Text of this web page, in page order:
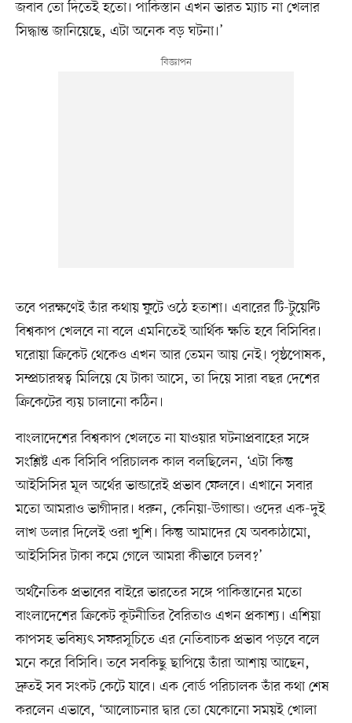
জবাব তো দিতেই হতো। পাকিস্তান এখন ভারত ম্যাচ না খেলার
সিদ্ধান্ত জানিয়েছে, এটা অনেক বড় ঘটনা।’
তবে পরক্ষণেই তাঁর কথায় ফুটে ওঠে হতাশা। এবারের টি-টুয়েন্টি
বিশ্বকাপ খেলবে না বলে এমনিতেই আর্থিক ক্ষতি হবে বিসিবির।
ঘরোয়া ক্রিকেট থেকেও এখন আর তেমন আয় নেই। পৃষ্ঠপোষক,
সম্প্রচারস্বত্ব মিলিয়ে যে টাকা আসে, তা দিয়ে সারা বছর দেশের
ক্রিকেটের ব্যয় চালানো কঠিন।
বাংলাদেশের বিশ্বকাপ খেলতে না যাওয়ার ঘটনাপ্রবাহের সঙ্গে
সংশ্লিষ্ট এক বিসিবি পরিচালক কাল বলছিলেন, ‘এটা কিন্তু
আইসিসির মূল অর্থের ভান্ডারেই প্রভাব ফেলবে। এখানে সবার
মতো আমরাও ভাগীদার। ধরুন, কেনিয়া-উগান্ডা। ওদের এক-দুই
লাখ ডলার দিলেই ওরা খুশি। কিন্তু আমাদের যে অবকাঠামো,
আইসিসির টাকা কমে গেলে আমরা কীভাবে চলব?’
অর্থনৈতিক প্রভাবের বাইরে ভারতের সঙ্গে পাকিস্তানের মতো
বাংলাদেশের ক্রিকেট কূটনীতির বৈরিতাও এখন প্রকাশ্য। এশিয়া
কাপসহ ভবিষ্যৎ সফরসূচিতে এর নেতিবাচক প্রভাব পড়বে বলে
মনে করে বিসিবি। তবে সবকিছু ছাপিয়ে তাঁরা আশায় আছেন,
দ্রুতই সব সংকট কেটে যাবে। এক বোর্ড পরিচালক তাঁর কথা শেষ
করলেন এভাবে, ‘আলোচনার দ্বার তো যেকোনো সময়ই খোলা